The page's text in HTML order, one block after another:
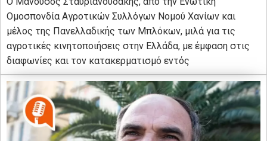
Ομοσπονδία Αγροτικών Συλλόγων Νομού Χανίων και
μέλος της Πανελλαδικής των Μπλόκων, μιλά για τις
αγροτικές κινητοποιήσεις στην Ελλάδα, με έμφαση στις
διαφωνίες και τον κατακερματισμό εντός